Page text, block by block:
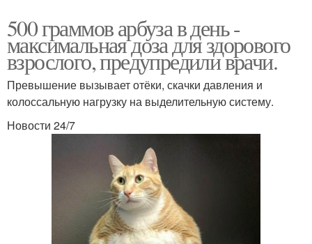
500 граммов арбуза в день -
максимальная доза для здорового
взрослого, предупредили врачи.
Превышение вызывает отёки, скачки давления и
колоссальную нагрузку на выделительную систему.
Новости 24/7